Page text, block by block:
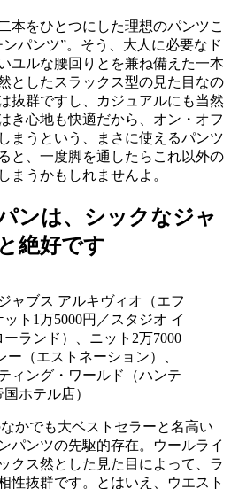
本をひとつにした理想のパンツこ
パンツ”。そう、大人に必要なド
ユルな腰回りとを兼ね備えた一本
としたスラックス型の見た目なの
抜群ですし、カジュアルにも当然
き心地も快適だから、オン・オフ
まうという、まさに使えるパンツ
と、一度脚を通したらこれ以外の
まうかもしれませんよ。
ンは、シックなジャ
絶好です
ャブス アルキヴィオ（エフ
ト1万5000円／スタジオ イ
ランド）、ニット2万7000
ー（エストネーション）、
ィング・ワールド（ハンテ
ホテル店）
かでも大ベストセラーと名高い
パンツの先駆的存在。ウールライ
クス然とした見た目によって、ラ
性抜群です。とはいえ、ウエスト